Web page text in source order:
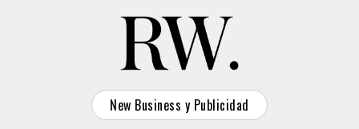
New Business y Publicidad